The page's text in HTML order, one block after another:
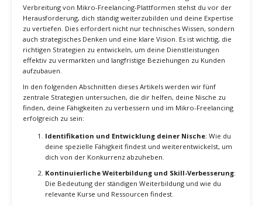
von der Konkurrenz abzuheben und gezielt Aufträge zu erhalten,
die deinem Fachwissen entsprechen. Mikro-Freelancing bietet dir
die Chance, diese Fähigkeiten zu monetarisieren und in
spezifischen, zielgerichteten Bereichen erfolgreich zu sein.
Mit dem wachsenden Bedarf an spezialisierten Fähigkeiten und der
Verbreitung von Mikro-Freelancing-Plattformen stehst du vor der
zu vertiefen. Dies erfordert nicht nur technisches Wissen, sondern
auch strategisches Denken und eine klare Vision. Es ist wichtig, die
richtigen Strategien zu entwickeln, um deine Dienstleistungen
effektiv zu vermarkten und langfristige Beziehungen zu Kunden
aufzubauen.
In den folgenden Abschnitten dieses Artikels werden wir fünf
zentrale Strategien untersuchen, die dir helfen, deine Nische zu
finden, deine Fähigkeiten zu verbessern und im Mikro-Freelancing
erfolgreich zu sein: